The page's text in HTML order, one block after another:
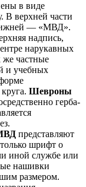
в виде
В верхней части
— «МВД».
надпись,
нарукавных
же частные
и учебных
Шевроны
герба-
представляют
шрифт о
иной службе или
нашивки
размером.